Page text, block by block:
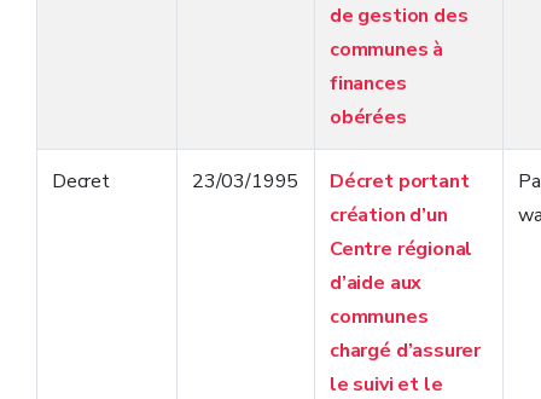
de gestion des
communes à
finances
obérées
Decret 23/03/1995
Décret portant
création d’un
Centre régional
d’aide aux
communes
chargé d’assurer
le suivi et le